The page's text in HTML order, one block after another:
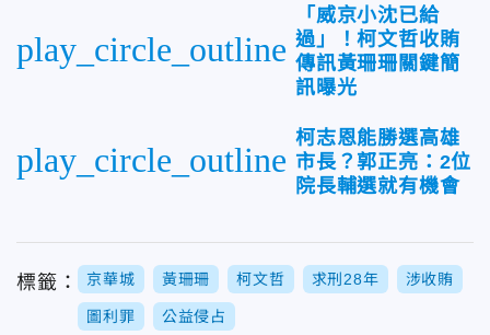
play_circle_outline
「威京小沈已給
過」！柯文哲收賄
傳訊黃珊珊關鍵簡
訊曝光
play_circle_outline
柯志恩能勝選高雄
市長？郭正亮：2位
院長輔選就有機會
標籤： 京華城 黃珊珊 柯文哲 求刑28年 涉收賄
圖利罪 公益侵占